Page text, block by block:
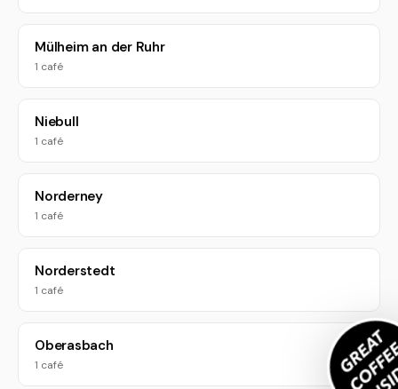
Mülheim an der Ruhr
1 café
Niebull
1 café
Norderney
1 café
Norderstedt
1 café
Oberasbach
1 café